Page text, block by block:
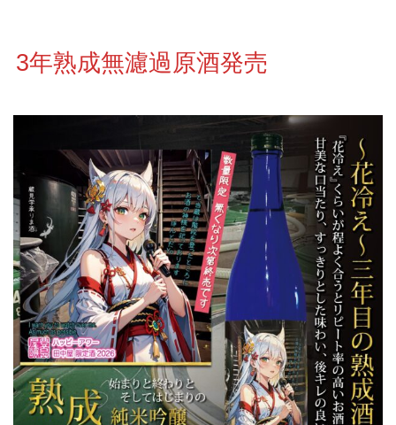
3年熟成無濾過原酒発売